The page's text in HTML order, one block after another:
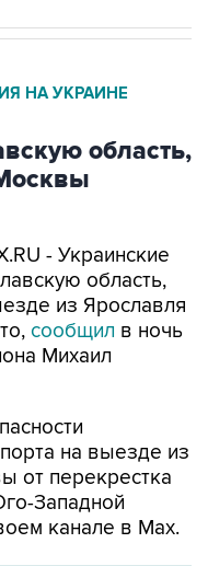
НА УКРАИНЕ
область,
- Украинские
область,
из Ярославля
сообщил в ночь
Михаил
на выезде из
от перекрестка
Западной
канале в Мах.